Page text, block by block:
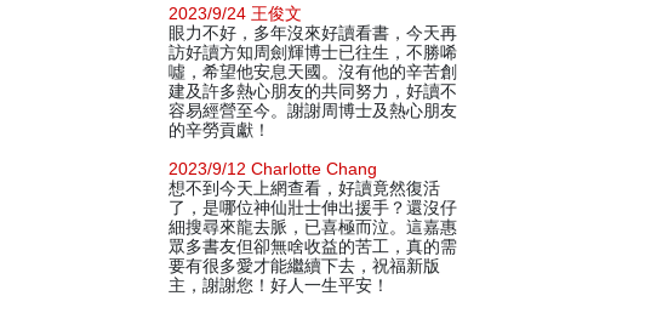
2023/9/24 王俊文
眼力不好，多年沒來好讀看書，今天再
訪好讀方知周劍輝博士已往生，不勝唏
噓，希望他安息天國。沒有他的辛苦創
建及許多熱心朋友的共同努力，好讀不
容易經營至今。謝謝周博士及熱心朋友
的辛勞貢獻！
2023/9/12 Charlotte Chang
想不到今天上網查看，好讀竟然復活
了，是哪位神仙壯士伸出援手？還沒仔
細搜尋來龍去脈，已喜極而泣。這嘉惠
眾多書友但卻無啥收益的苦工，真的需
要有很多愛才能繼續下去，祝福新版
主，謝謝您！好人一生平安！